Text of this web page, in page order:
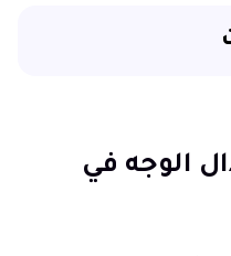
كيفية استبدال الوجوه في
الوجه في